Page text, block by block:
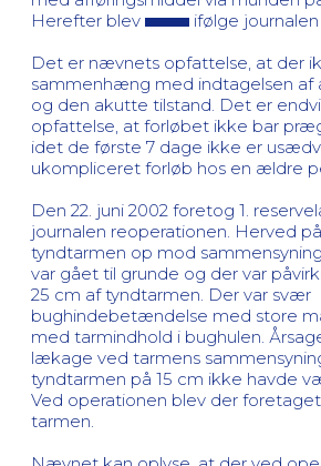
Herefter blev
ifølge journalen
Det er nævnets opfattelse, at der
sammenhæng med indtagelsen af
og den akutte tilstand. Det er
opfattelse, at forløbet ikke bar
idet de første 7 dage ikke er
ukompliceret forløb hos en ældre
Den 22. juni 2002 foretog 1.
journalen reoperationen. Herved
tyndtarmen op mod
var gået til grunde og der var
25 cm af tyndtarmen. Der var svær
bughindebetændelse med store
med tarmindhold i bughulen.
lækage ved tarmens
tyndtarmen på 15 cm ikke havde
Ved operationen blev der
tarmen.